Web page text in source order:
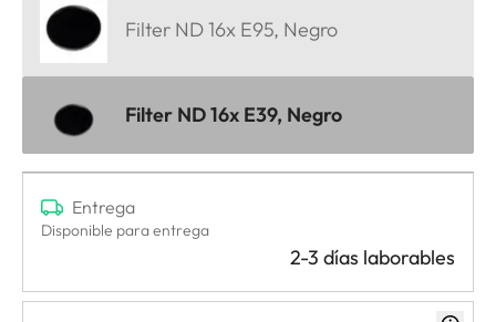
Filter ND 16x E95, Negro
Filter ND 16x E39, Negro
Entrega
Disponible para entrega
2-3 días laborables